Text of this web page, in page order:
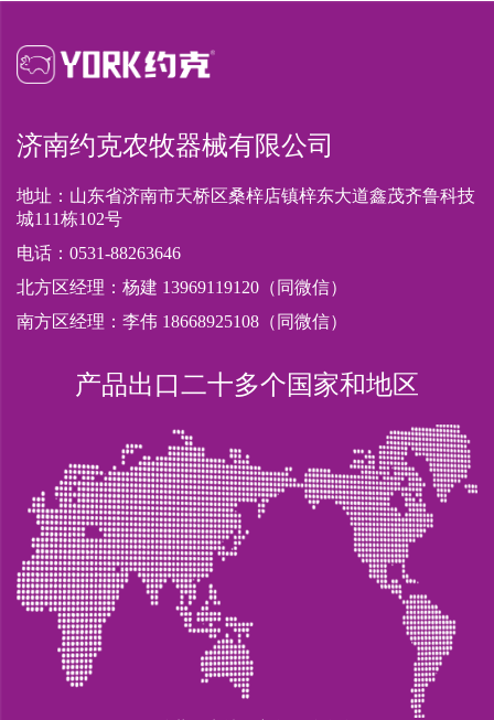
济南约克农牧器械有限公司
地址：山东省济南市天桥区桑梓店镇梓东大道鑫茂齐鲁科技
城111栋102号
电话：0531-88263646
北方区经理：杨建 13969119120（同微信）
南方区经理：李伟 18668925108（同微信）
产品出口二十多个国家和地区